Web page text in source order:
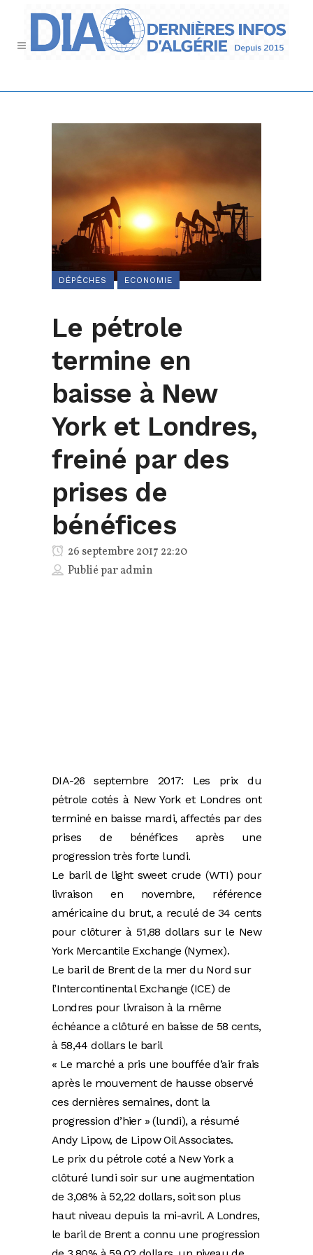
DÉPÊCHES ECONOMIE
Le pétrole
termine en
baisse à New
York et Londres,
freiné par des
prises de
bénéfices
26 septembre 2017 22:20
Publié paradmin
DIA-26 septembre 2017: Les prix du
pétrole cotés à New York et Londres ont
terminé en baisse mardi, affectés par des
prises de bénéfices après une
progression très forte lundi.
Le baril de light sweet crude (WTI) pour
livraison en novembre, référence
américaine du brut, a reculé de 34 cents
pour clôturer à 51,88 dollars sur le New
York Mercantile Exchange (Nymex).
Le baril de Brent de la mer du Nord sur
l’Intercontinental Exchange (ICE) de
Londres pour livraison à la même
échéance a clôturé en baisse de 58 cents,
à 58,44 dollars le baril
« Le marché a pris une bouffée d’air frais
après le mouvement de hausse observé
ces dernières semaines, dont la
progression d’hier » (lundi), a résumé
Andy Lipow, de Lipow Oil Associates.
Le prix du pétrole coté a New York a
clôturé lundi soir sur une augmentation
de 3,08% à 52,22 dollars, soit son plus
haut niveau depuis la mi-avril. A Londres,
le baril de Brent a connu une progression